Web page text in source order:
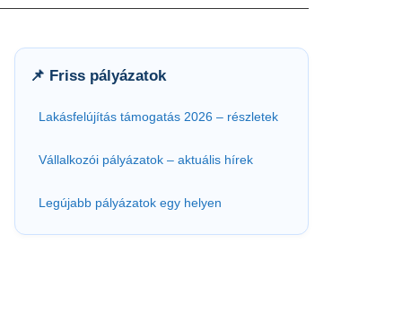
📌 Friss pályázatok
Lakásfelújítás támogatás 2026 – részletek
Vállalkozói pályázatok – aktuális hírek
Legújabb pályázatok egy helyen